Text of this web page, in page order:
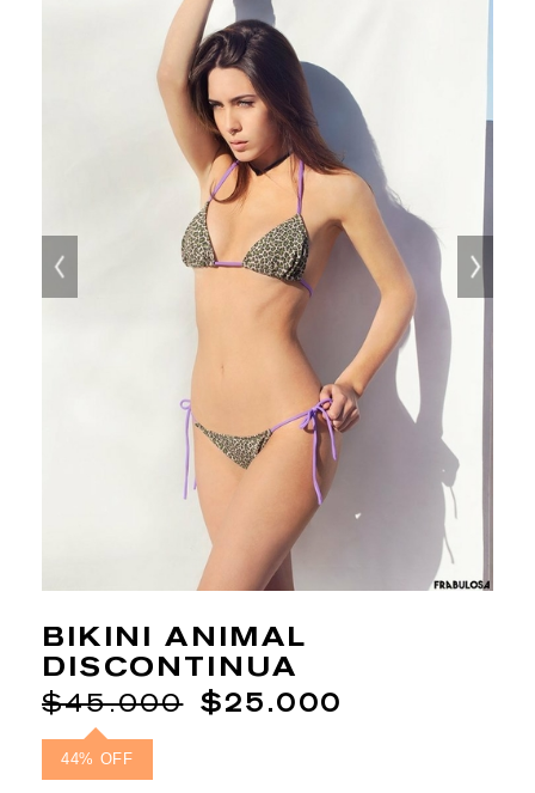
BIKINI ANIMAL
DISCONTINUA
$45.000 $25.000
44% OFF